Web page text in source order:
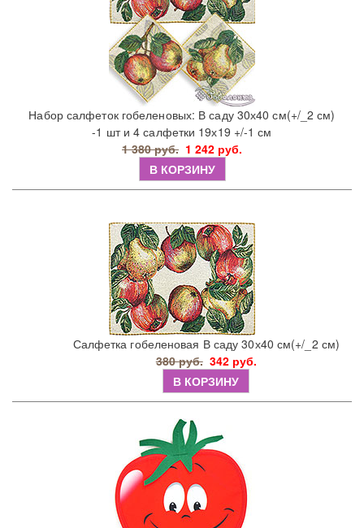
Набор салфеток гобеленовых: В саду 30х40 см(+/_2 см)
-1 шт и 4 салфетки 19х19 +/-1 см
1 380 руб. 1 242 руб.
В КОРЗИНУ
Салфетка гобеленовая В саду 30х40 см(+/_2 см)
380 руб. 342 руб.
В КОРЗИНУ